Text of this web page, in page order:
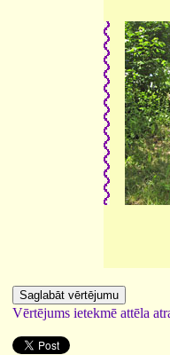
Vērtējums ietekmē attēla